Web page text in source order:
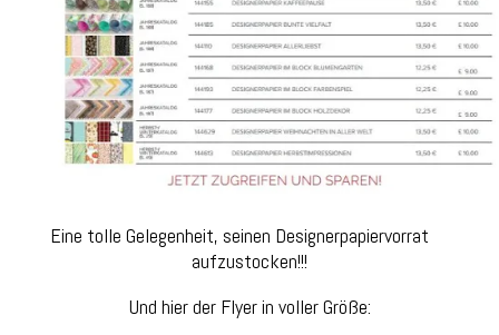
Eine tolle Gelegenheit, seinen Designerpapiervorrat
aufzustocken!!!
Und hier der Flyer in voller Größe: